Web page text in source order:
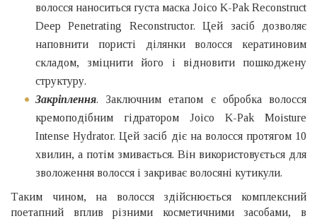
волосся наноситься густа маска Joico K-Pak Reconstruct
Deep Penetrating Reconstructor. Цей засіб дозволяє
наповнити пористі ділянки волосся кератиновим
складом, зміцнити його і відновити пошкоджену
структуру.
Закріплення. Заключним етапом є обробка волосся
кремоподібним гідратором Joico K-Pak Moisture
Intense Hydrator. Цей засіб діє на волосся протягом 10
хвилин, а потім змивається. Він використовується для
зволоження волосся і закриває волосяні кутикули.
Таким чином, на волосся здійснюється комплексний
поетапний вплив різними косметичними засобами, в